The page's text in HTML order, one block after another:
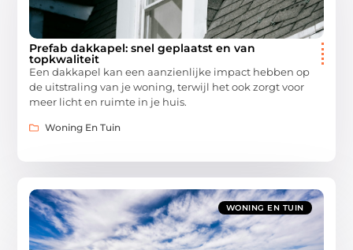
Prefab dakkapel: snel geplaatst en van
topkwaliteit
Een dakkapel kan een aanzienlijke impact hebben op
de uitstraling van je woning, terwijl het ook zorgt voor
meer licht en ruimte in je huis.
Woning En Tuin
WONING EN TUIN